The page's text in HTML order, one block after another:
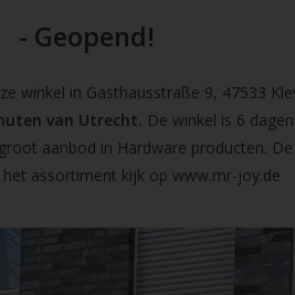
- Geopend!
winkel in Gasthausstraße 9, 47533
van Utrecht. De winkel is 6
aanbod in Hardware producten.
assortiment kijk op www.mr-joy.de